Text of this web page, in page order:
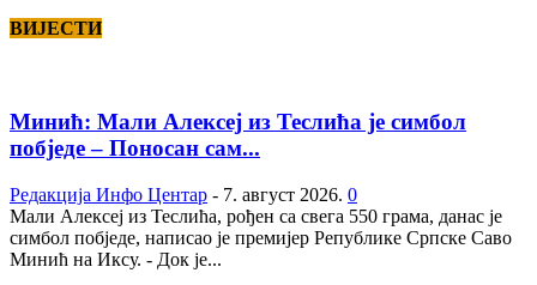
ВИЈЕСТИ
Минић: Мали Алексеј из Теслића је симбол
побједе – Поносан сам...
Редакција Инфо Центар - 7. август 2026. 0
Мали Алексеј из Теслића, рођен са свега 550 грама, данас је
симбол побједе, написао је премијер Републике Српске Саво
Минић на Иксу. - Док је...